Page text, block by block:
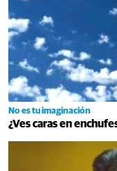
No es tu imaginación
¿Ves caras en